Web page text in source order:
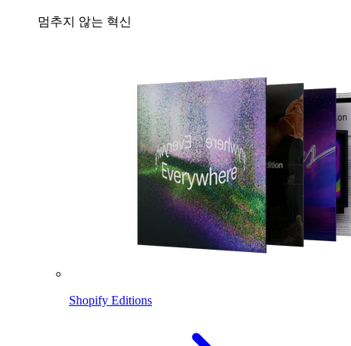
멈추지 않는 혁신
Shopify Editions